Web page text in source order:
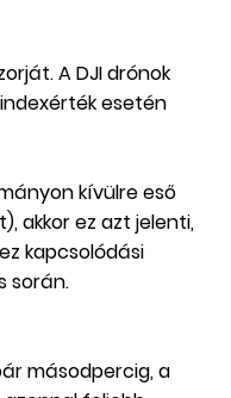
A DJI drónok
esetén
kívülre eső
akkor ez azt jelenti,
kapcsolódási
során.
másodpercig, a